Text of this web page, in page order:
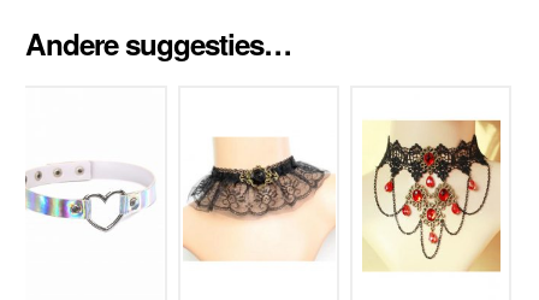
Andere suggesties…